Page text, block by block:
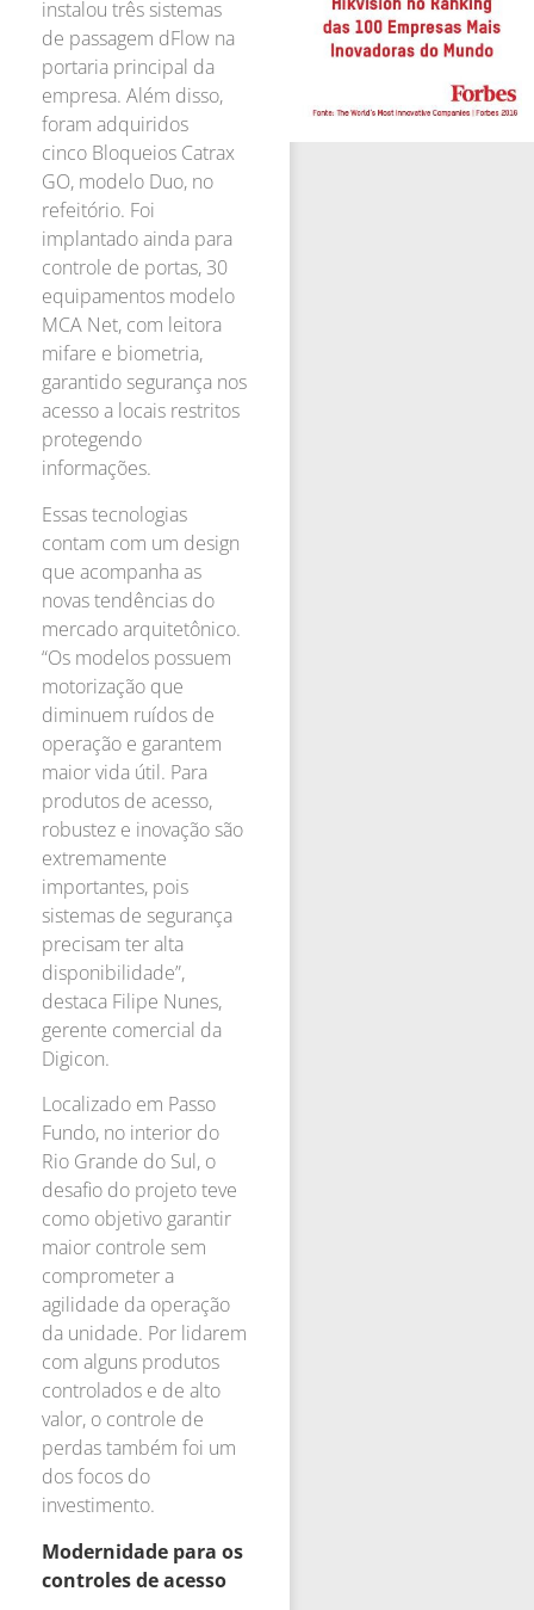
instalou três sistemas
de passagem dFlow na
portaria principal da
empresa. Além disso,
foram adquiridos
cinco Bloqueios Catrax
GO, modelo Duo, no
refeitório. Foi
implantado ainda para
controle de portas, 30
equipamentos modelo
MCA Net, com leitora
mifare e biometria,
garantido segurança nos
acesso a locais restritos
protegendo
informações.
Essas tecnologias
contam com um design
que acompanha as
novas tendências do
mercado arquitetônico.
“Os modelos possuem
motorização que
diminuem ruídos de
operação e garantem
maior vida útil. Para
produtos de acesso,
robustez e inovação são
extremamente
importantes, pois
sistemas de segurança
precisam ter alta
disponibilidade”,
destaca Filipe Nunes,
gerente comercial da
Digicon.
Localizado em Passo
Fundo, no interior do
Rio Grande do Sul, o
desafio do projeto teve
como objetivo garantir
maior controle sem
comprometer a
agilidade da operação
da unidade. Por lidarem
com alguns produtos
controlados e de alto
valor, o controle de
perdas também foi um
dos focos do
investimento.
Modernidade para os
controles de acesso